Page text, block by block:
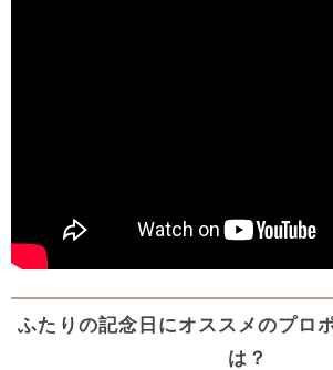
ふたりの記念日にオススメのプロ
は？